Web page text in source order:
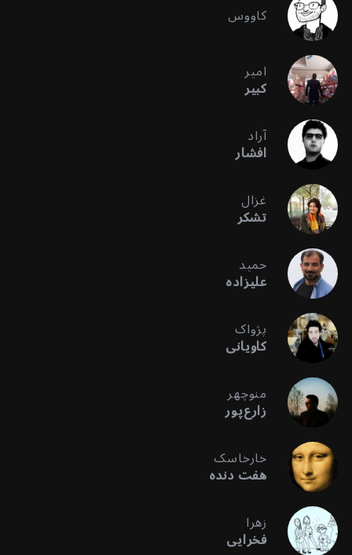
کاووس
امیر
کبیر
آراد
افشار
غزال
تشکر
حمید
علیزاده
پژواک
کاویانی
منوچهر
زارع‌پور
خارخاسک
هفت دنده
زهرا
فخرایی